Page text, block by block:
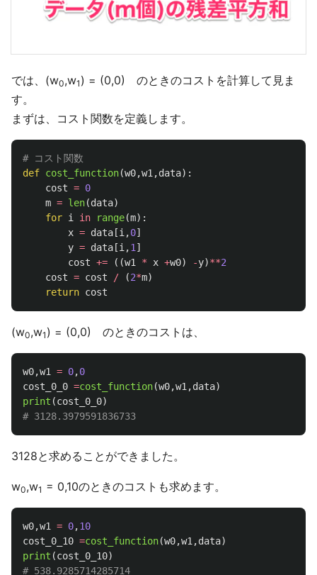
では、(w0,w1 ) = (0,0) のときのコストを計算して見ま
す。
まずは、コスト関数を定義します。
def cost_function(w0,w1,data):
cost = 0
m = len(data)
for i in range(m):
x = data [i,0]
y = data [i,1]
cost += ((w1 * x +w0) -y)**2
cost = cost / (2*m)
return cost
(w0,w1 ) = (0,0) のときのコストは、
w0,w1 = 0,0
cost_0_0 =cost_function(w0,w1,data)
print (cost_0_0)
3128と求めることができました。
w0,w1 = 0,10のときのコストも求めます。
w0,w1 = 0,10
cost_0_10 =cost_function(w0,w1,data)
print (cost_0_10)